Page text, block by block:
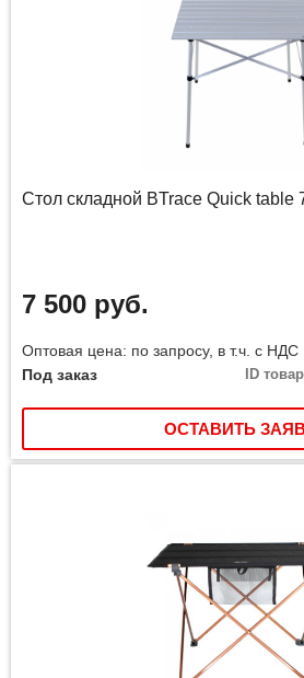
Стол складной BTrace Quick table
7 500 руб.
Оптовая цена: по запросу, в т.ч. с НДС
Под заказ
ID
ОСТАВИТЬ